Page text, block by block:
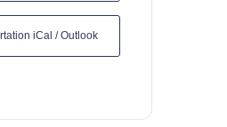
iCal / Outlook